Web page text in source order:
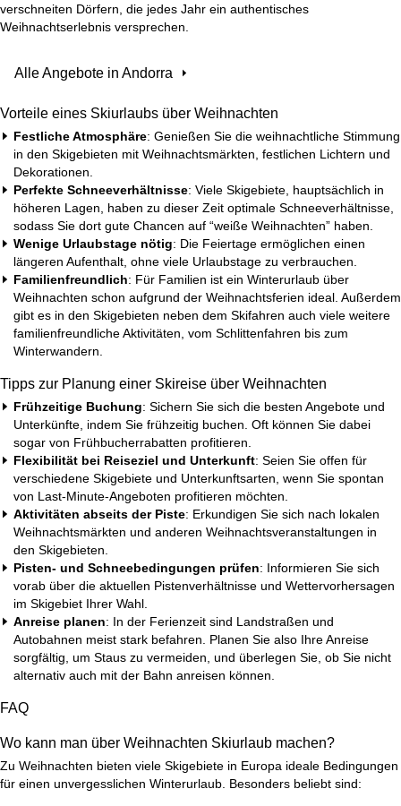
verschneiten Dörfern, die jedes Jahr ein authentisches
Weihnachtserlebnis versprechen.
Alle Angebote in Andorra
Vorteile eines Skiurlaubs über Weihnachten
Festliche Atmosphäre: Genießen Sie die weihnachtliche Stimmung
in den Skigebieten mit Weihnachtsmärkten, festlichen Lichtern und
Dekorationen.
Perfekte Schneeverhältnisse: Viele Skigebiete, hauptsächlich in
höheren Lagen, haben zu dieser Zeit optimale Schneeverhältnisse,
sodass Sie dort gute Chancen auf “weiße Weihnachten” haben.
Wenige Urlaubstage nötig: Die Feiertage ermöglichen einen
längeren Aufenthalt, ohne viele Urlaubstage zu verbrauchen.
Familienfreundlich: Für Familien ist ein Winterurlaub über
Weihnachten schon aufgrund der Weihnachtsferien ideal. Außerdem
gibt es in den Skigebieten neben dem Skifahren auch viele weitere
familienfreundliche Aktivitäten, vom Schlittenfahren bis zum
Winterwandern.
Tipps zur Planung einer Skireise über Weihnachten
Frühzeitige Buchung: Sichern Sie sich die besten Angebote und
Unterkünfte, indem Sie frühzeitig buchen. Oft können Sie dabei
sogar von Frühbucherrabatten profitieren.
Flexibilität bei Reiseziel und Unterkunft: Seien Sie offen für
verschiedene Skigebiete und Unterkunftsarten, wenn Sie spontan
von Last-Minute-Angeboten profitieren möchten.
Aktivitäten abseits der Piste: Erkundigen Sie sich nach lokalen
Weihnachtsmärkten und anderen Weihnachtsveranstaltungen in
den Skigebieten.
Pisten- und Schneebedingungen prüfen: Informieren Sie sich
vorab über die aktuellen Pistenverhältnisse und Wettervorhersagen
im Skigebiet Ihrer Wahl.
Anreise planen: In der Ferienzeit sind Landstraßen und
Autobahnen meist stark befahren. Planen Sie also Ihre Anreise
sorgfältig, um Staus zu vermeiden, und überlegen Sie, ob Sie nicht
alternativ auch mit der Bahn anreisen können.
FAQ
Wo kann man über Weihnachten Skiurlaub machen?
Zu Weihnachten bieten viele Skigebiete in Europa ideale Bedingungen
für einen unvergesslichen Winterurlaub. Besonders beliebt sind: